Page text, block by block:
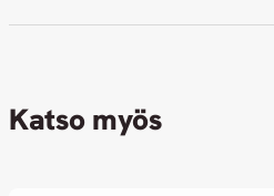
Katso myös